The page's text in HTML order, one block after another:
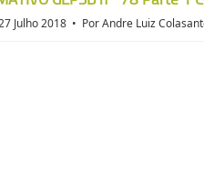
Julho 2018 PorAndre Luiz